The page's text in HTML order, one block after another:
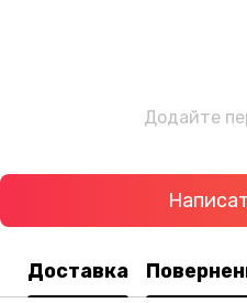
Додайте
Доставка